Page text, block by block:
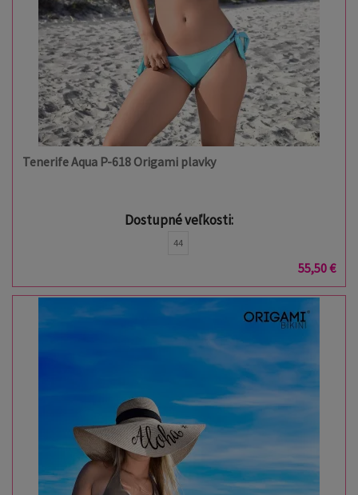
Tenerife Aqua P-618 Origami plavky
Dostupné veľkosti:
44
55,50 €